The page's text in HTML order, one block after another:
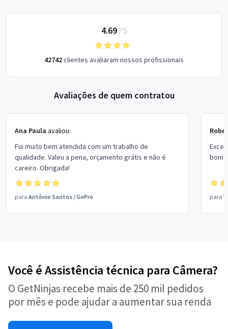
4.69/ 5
42742clientes avaliaram nossos profissionais
Avaliações de quem contratou
Ana Paula avaliou:
Fui muito bem atendida com um trabalho de
qualidade. Valeu a pena, orçamento grátis e não é
careiro. Obrigada!
para Antônio Santos /GoPro
bom
para
Você é Assistência técnica para Câmera?
O GetNinjas recebe mais de 250 mil pedidos
por mês e pode ajudar a aumentar sua renda